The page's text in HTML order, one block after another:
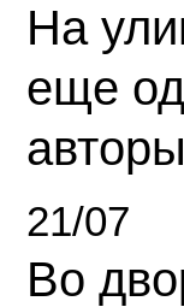
На
еще
21/07
Во